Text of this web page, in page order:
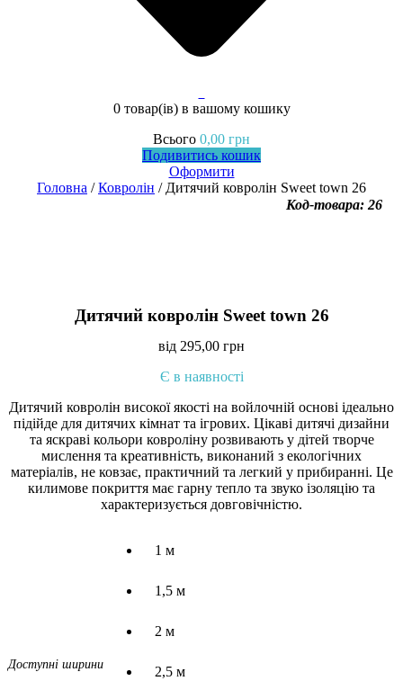
0 товар(ів)в вашому кошику
Всього 0,00 грн
Подивитись кошик
Оформити
Головна /Ковролін / Дитячий ковролін Sweet town 26
Код-товара: 26
Дитячий ковролін Sweet town 26
від 295,00 грн
Є в наявності
Дитячий ковролін високої якості на войлочній основі ідеально
підійде для дитячих кімнат та ігрових. Цікаві дитячі дизайни
та яскраві кольори ковроліну розвивають у дітей творче
мислення та креативність, виконаний з екологічних
матеріалів, не ковзає, практичний та легкий у прибиранні. Це
килимове покриття має гарну тепло та звуко ізоляцію та
характеризується довговічністю.
Доступні ширини
1 м
1,5 м
2 м
2,5 м